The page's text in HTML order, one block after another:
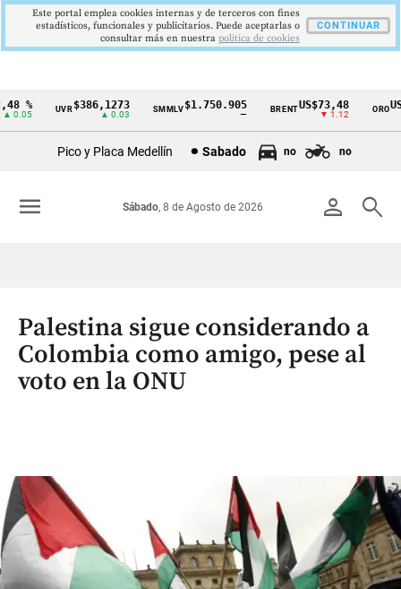
Cintillo
Colombia
% UVR$386,1273
▲ 0.03
SMMLV$1.750.905 BRENTUS$73,48
▼ 1.12
ORO
Pico y Placa Medellín Sabado no no
person search
Sábado, 8 de Agosto de 2026
menu
Palestina sigue considerando a
Colombia como amigo, pese al
voto en la ONU
Este portal emplea cookies internas y de terceros con fines
estadísticos, funcionales y publicitarios. Puede aceptarlas o
consultar más en nuestra politica de cookies
CONTINUAR